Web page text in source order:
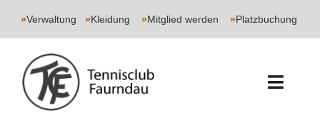
»Verwaltung »Kleidung »Mitglied werden »Platzbuchung